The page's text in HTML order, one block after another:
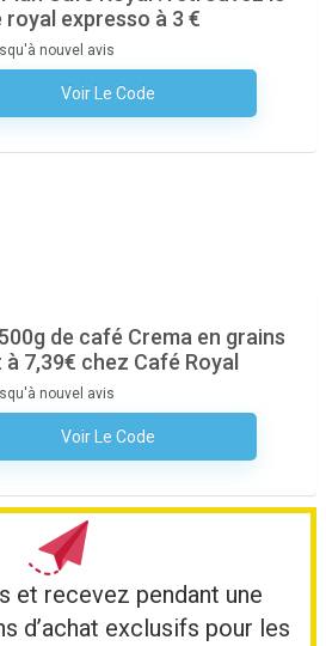
royal expresso à 3 €
nouvel avis
Voir Le Code
Aucun Code N'est Nécessaire
de café Crema en grains
7,39€ chez Café Royal
nouvel avis
Voir Le Code
Aucun Code N'est Nécessaire
et recevez pendant une
d’achat exclusifs pour les